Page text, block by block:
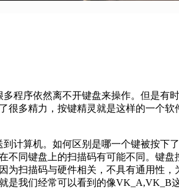
序依然离不开键盘来操作。但是有
多精力，按键精灵就是这样的一个
算机。如何区别是哪一个键被按下
同键盘上的扫描码有可能不同。键
扫描码与硬件相关，不具有通用性
我们经常可以看到的像VK_A,VK_B